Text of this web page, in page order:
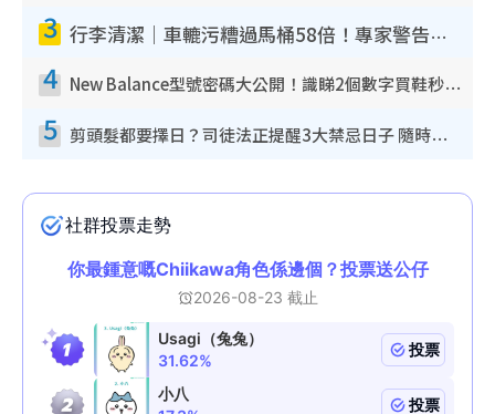
3 行李清潔｜車轆污糟過馬桶58倍！專家警告忌用酒精抹 教1招免污手除菌
4 New Balance型號密碼大公開！識睇2個數字買鞋秒知功能免中伏 附5大熱門鞋款
5 剪頭髮都要擇日？司徒法正提醒3大禁忌日子 隨時剪走財運！呢日剪髮恐「剪壽命」？